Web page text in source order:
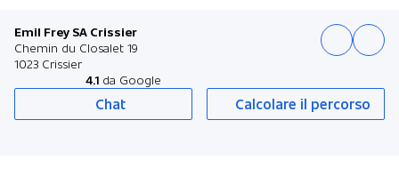
Emil Frey SA Crissier
Chemin du Closalet 19
1023 Crissier
4.1 da Google
Chat Calcolare il percorso